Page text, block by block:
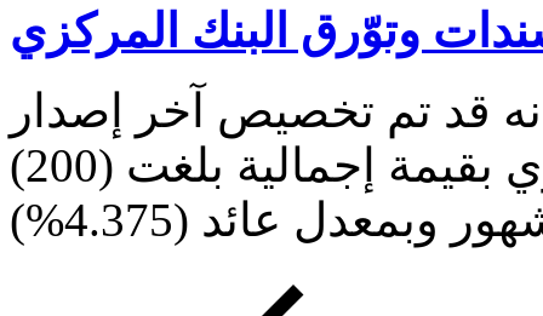
وتوّرق البنك المركزي
قد تم تخصيص آخر إصدار
لسندات وتوّرق البنك المركزي بقيمة إجمالية بلغت (200)